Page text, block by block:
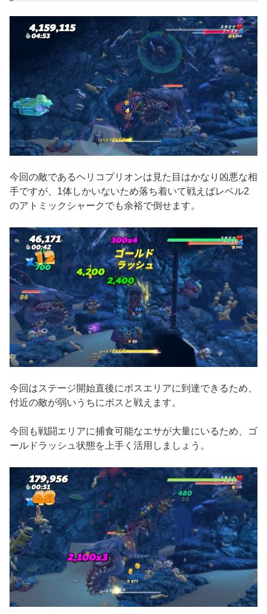
今回の敵であるヘリコプリオンは見た目はかなり凶悪な相
手ですが、1体しかいないため落ち着いて戦えばレベル2
のアトミックシャークでも余裕で倒せます。
今回はステージ開始直後にボスエリアに到達できるため、
付近の敵が弱いうちにボスと戦えます。
今回も戦闘エリアに捕食可能なエサが大量にいるため、ゴ
ールドラッシュ状態を上手く活用しましょう。